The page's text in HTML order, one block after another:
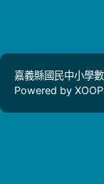
嘉義縣國民中小學
Powered by